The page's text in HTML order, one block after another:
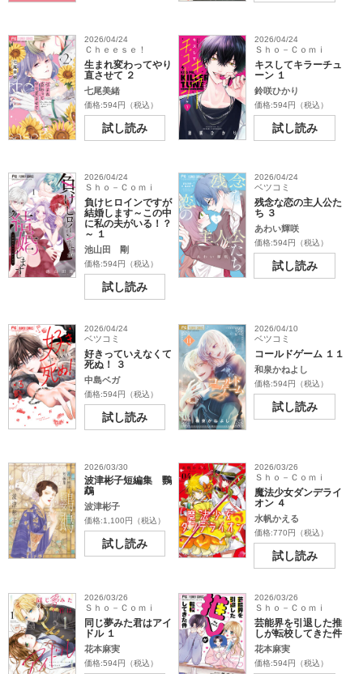
2026/04/24
Ｃｈｅｅｓｅ！
生まれ変わってやり
直させて ２
七尾美緒
価格:594円（税込）
試し読み
2026/04/24
Ｓｈｏ－Ｃｏｍｉ
キスしてキラーチュ
ーン １
鈴咲ひかり
価格:594円（税込）
試し読み
2026/04/24
Ｓｈｏ－Ｃｏｍｉ
負けヒロインですが
結婚します～この中
に私の夫がいる！？
～ １
池山田 剛
価格:594円（税込）
試し読み
2026/04/24
ベツコミ
残念な恋の主人公た
ち ３
あわい輝咲
価格:594円（税込）
試し読み
2026/04/24
ベツコミ
好きっていえなくて
死ぬ！ ３
中島ベガ
価格:594円（税込）
試し読み
2026/04/10
ベツコミ
コールドゲーム １１
和泉かねよし
価格:594円（税込）
試し読み
2026/03/30
波津彬子短編集 鸚
鵡
波津彬子
価格:1,100円（税込）
試し読み
2026/03/26
Ｓｈｏ－Ｃｏｍｉ
魔法少女ダンデライ
オン ４
水帆かえる
価格:770円（税込）
試し読み
2026/03/26
Ｓｈｏ－Ｃｏｍｉ
同じ夢みた君はアイ
ドル １
花本麻実
価格:594円（税込）
2026/03/26
Ｓｈｏ－Ｃｏｍｉ
芸能界を引退した推
しが転校してきた件
花本麻実
価格:594円（税込）